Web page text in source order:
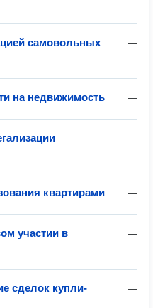
—
самовольных
—
на недвижимость
—
—
квартирами
—
участии в
—
сделок купли-